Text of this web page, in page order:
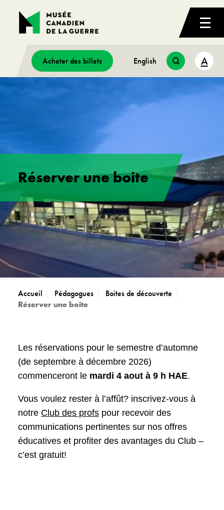
Acheter des billets English A
Réserver une boite
Accueil Pédagogues
Boites de découverte
Réserver une boite
Les réservations pour le semestre d’automne
(de septembre à décembre 2026)
commenceront le mardi 4 aout à 9 h HAE.
Vous voulez rester à l’affût? inscrivez-vous à
notre Club des profs pour recevoir des
communications pertinentes sur nos offres
éducatives et profiter des avantages du Club –
c’est gratuit!